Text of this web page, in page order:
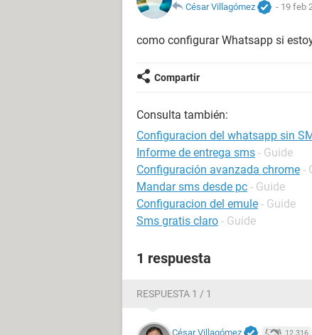
César Villagómez
- 19 feb
como configurar Whatsapp si
Compartir
Consulta también:
Configuracion del whatsapp sin
Informe de entrega sms - Guide
Configuración avanzada chrome -
Mandar sms desde pc - Guide
Configuracion del emule - Guide
Sms gratis claro - Guide
1 respuesta
RESPUESTA 1 / 1
César Villagómez 12.316